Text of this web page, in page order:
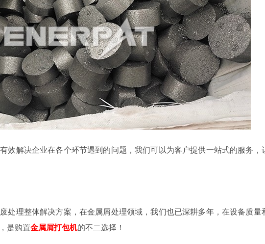
效解决企业在各个环节遇到的问题，我们可以为客户提供一站式的服务，
处理整体解决方案，在金属屑处理领域，我们也已深耕多年，在设备质量
是购置金属屑打包机的不二选择！